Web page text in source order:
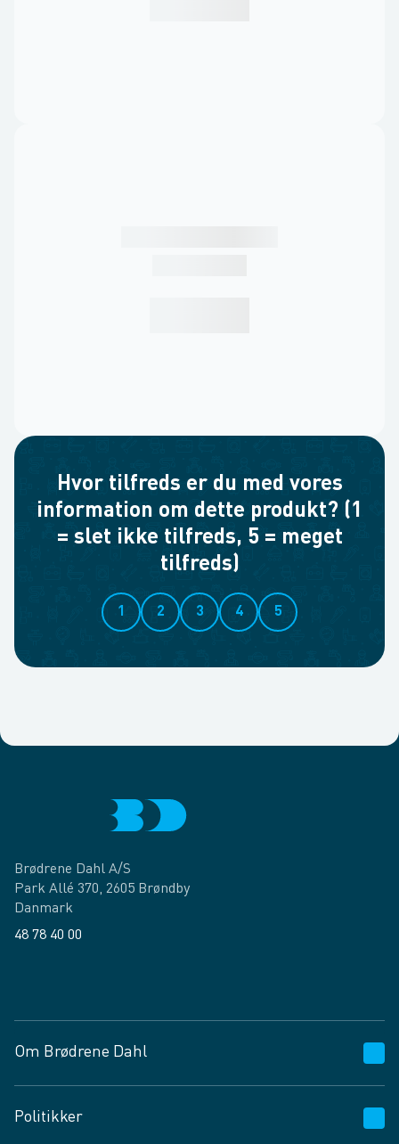
Hvor tilfreds er du med vores
information om dette produkt? (1
= slet ikke tilfreds, 5 = meget
tilfreds)
1 2 3 4 5
Brødrene Dahl A/S
Park Allé 370, 2605 Brøndby
Danmark
48 78 40 00
Om Brødrene Dahl
Vagttelefon 30 10 89 89
Politikker